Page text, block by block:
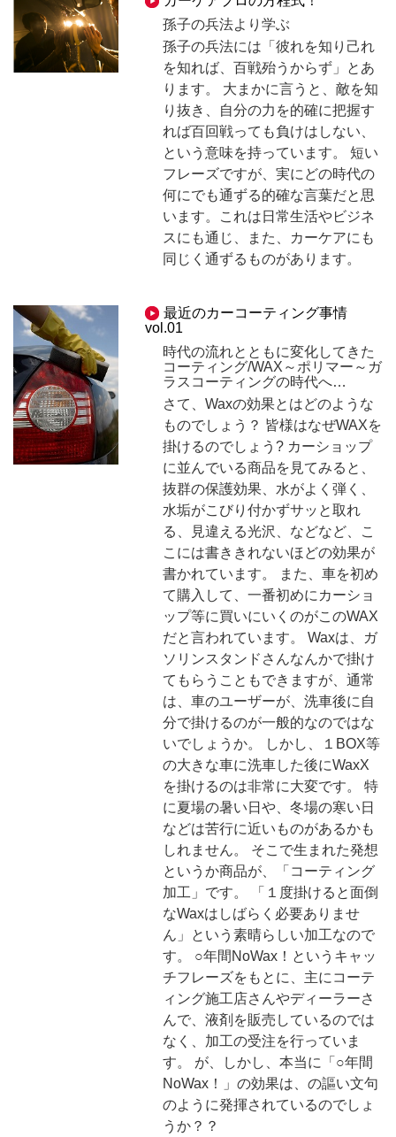
孫子の兵法より学ぶ
孫子の兵法には「彼れを知り己れ
を知れば、百戦殆うからず」とあ
ります。 大まかに言うと、敵を知
り抜き、自分の力を的確に把握す
れば百回戦っても負けはしない、
という意味を持っています。 短い
フレーズですが、実にどの時代の
何にでも通ずる的確な言葉だと思
います。これは日常生活やビジネ
スにも通じ、また、カーケアにも
同じく通ずるものがあります。
最近のカーコーティング事情
vol.01
時代の流れとともに変化してきた
コーティング/WAX～ポリマー～ガ
ラスコーティングの時代へ…
さて、Waxの効果とはどのような
ものでしょう？ 皆様はなぜWAXを
掛けるのでしょう? カーショップ
に並んでいる商品を見てみると、
抜群の保護効果、水がよく弾く、
水垢がこびり付かずサッと取れ
る、見違える光沢、などなど、こ
こには書ききれないほどの効果が
書かれています。 また、車を初め
て購入して、一番初めにカーショ
ップ等に買いにいくのがこのWAX
だと言われています。 Waxは、ガ
ソリンスタンドさんなんかで掛け
てもらうこともできますが、通常
は、車のユーザーが、洗車後に自
分で掛けるのが一般的なのではな
いでしょうか。 しかし、１BOX等
の大きな車に洗車した後にWaxX
を掛けるのは非常に大変です。 特
に夏場の暑い日や、冬場の寒い日
などは苦行に近いものがあるかも
しれません。 そこで生まれた発想
というか商品が、「コーティング
加工」です。 「１度掛けると面倒
なWaxはしばらく必要ありませ
ん」という素晴らしい加工なので
す。 ○年間NoWax！というキャッ
チフレーズをもとに、主にコーテ
ィング施工店さんやディーラーさ
んで、液剤を販売しているのでは
なく、加工の受注を行っていま
す。 が、しかし、本当に「○年間
NoWax！」の効果は、の謳い文句
のように発揮されているのでしょ
うか？？